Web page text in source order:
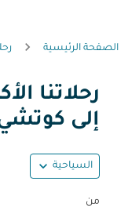
الصفحة الرئيسية
رحلاتنا
إلى
السياحية expand_more
من
حاول تحديث